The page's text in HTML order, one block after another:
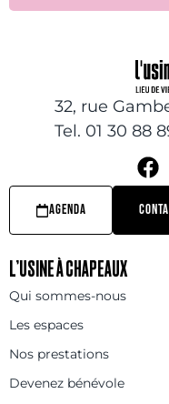
32, rue
Tel. 01 30 88
AGENDA
L’USINE À CHAPEAUX
Qui sommes-nous
Les espaces
Nos prestations
Devenez bénévole